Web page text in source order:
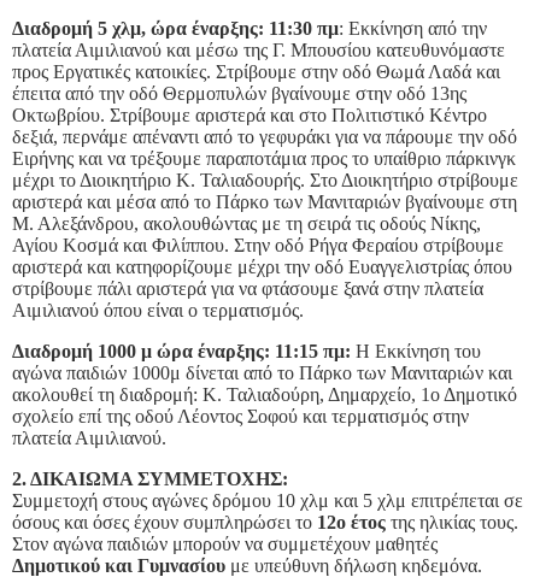
Διαδρομή 5 χλμ, ώρα έναρξης: 11:30 πμ: Εκκίνηση από την
πλατεία Αιμιλιανού και μέσω της Γ. Μπουσίου κατευθυνόμαστε
προς Εργατικές κατοικίες. Στρίβουμε στην οδό Θωμά Λαδά και
έπειτα από την οδό Θερμοπυλών βγαίνουμε στην οδό 13ης
Οκτωβρίου. Στρίβουμε αριστερά και στο Πολιτιστικό Κέντρο
δεξιά, περνάμε απέναντι από τo γεφυράκι για να πάρουμε την οδό
Ειρήνης και να τρέξουμε παραποτάμια προς το υπαίθριο πάρκινγκ
μέχρι το Διοικητήριο Κ. Ταλιαδουρής. Στο Διοικητήριο στρίβουμε
αριστερά και μέσα από το Πάρκο των Μανιταριών βγαίνουμε στη
Μ. Αλεξάνδρου, ακολουθώντας με τη σειρά τις οδούς Νίκης,
Αγίου Κοσμά και Φιλίππου. Στην οδό Ρήγα Φεραίου στρίβουμε
αριστερά και κατηφορίζουμε μέχρι την οδό Ευαγγελιστρίας όπου
στρίβουμε πάλι αριστερά για να φτάσουμε ξανά στην πλατεία
Αιμιλιανού όπου είναι ο τερματισμός.
Διαδρομή 1000 μ ώρα έναρξης: 11:15 πμ: Η Εκκίνηση του
αγώνα παιδιών 1000μ δίνεται από το Πάρκο των Μανιταριών και
ακολουθεί τη διαδρομή: Κ. Ταλιαδούρη, Δημαρχείο, 1ο Δημοτικό
σχολείο επί της οδού Λέοντος Σοφού και τερματισμός στην
πλατεία Αιμιλιανού.
2. ΔΙΚΑΙΩΜΑ ΣΥΜΜΕΤΟΧΗΣ:
Συμμετοχή στους αγώνες δρόμου 10 χλμ και 5 χλμ επιτρέπεται σε
όσους και όσες έχουν συμπληρώσει το 12ο έτος της ηλικίας τους.
Στον αγώνα παιδιών μπορούν να συμμετέχουν μαθητές
Δημοτικού και Γυμνασίου με υπεύθυνη δήλωση κηδεμόνα.